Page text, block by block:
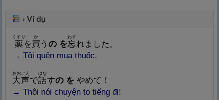
›Ví dụ
薬
くすり
を買
か
う の を忘
わす
れました。
→ Tôi quên mua thuốc.
大声
おおごえ
で話
はな
すの を やめて！
→ Thôi nói chuyện to tiếng đi!